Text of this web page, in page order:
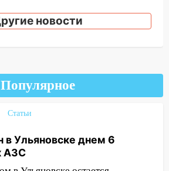
на улице
автомобиль
«зебру» на
новости
Популярное
Статьи
в Ульяновске днем 6
АЗС